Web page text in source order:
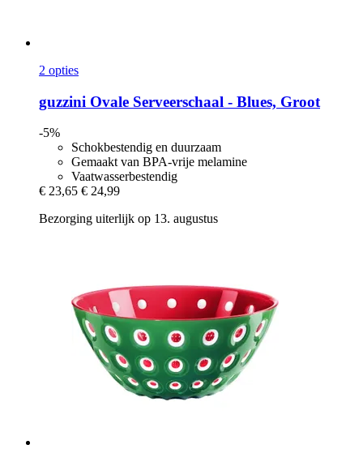
2 opties
guzzini Ovale Serveerschaal -​ Blues, Groot
-5%
Schokbestendig en duurzaam
Gemaakt van BPA-vrije melamine
Vaatwasserbestendig
€ 23,65 € 24,99
Bezorging uiterlijk op 13. augustus